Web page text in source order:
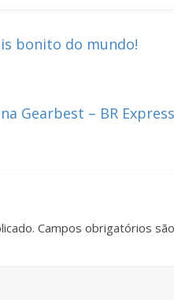
bonito do mundo!
Gearbest – BR
Campos obrigatórios